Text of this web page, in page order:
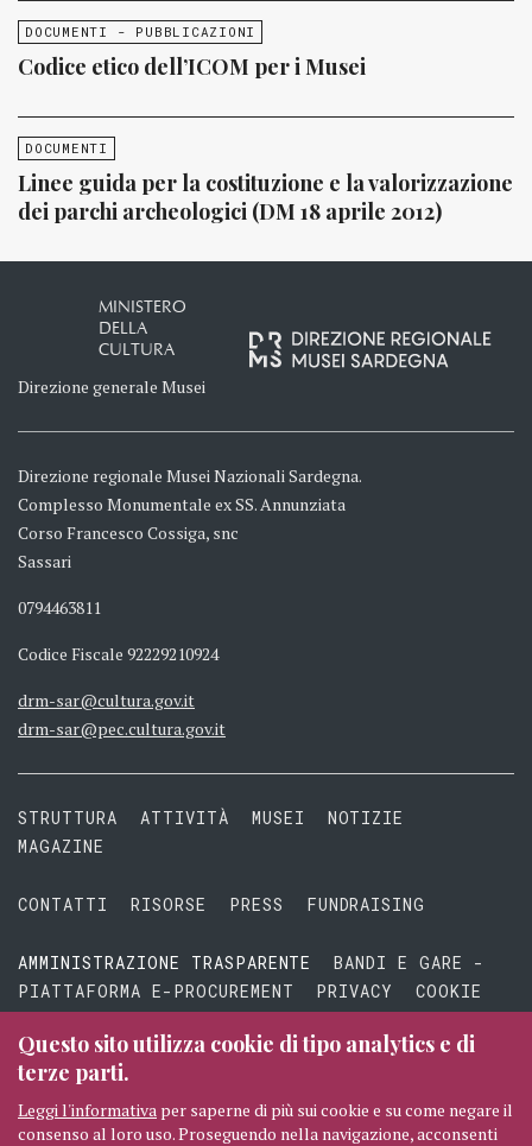
DOCUMENTI - PUBBLICAZIONI
Codice etico dell’ICOM per i Musei
DOCUMENTI
Linee guida per la costituzione e la valorizzazione
dei parchi archeologici (DM 18 aprile 2012)
MINISTERO
DELLA
CULTURA
Direzione generale Musei
Direzione regionale Musei Nazionali Sardegna.
Complesso Monumentale ex SS. Annunziata
Corso Francesco Cossiga, snc
Sassari
0794463811
Codice Fiscale 92229210924
drm-sar@cultura.gov.it
drm-sar@pec.cultura.gov.it
STRUTTURA ATTIVITÀ MUSEI
NOTIZIE
MAGAZINE
CONTATTI RISORSE PRESS FUNDRAISING
AMMINISTRAZIONE TRASPARENTE
BANDI E GARE -
PIATTAFORMA E-PROCUREMENT
PRIVACY
COOKIE
TERMINI E CONDIZIONI
Questo sito utilizza cookie di tipo analytics e di
terze parti.
Leggi l'informativa per saperne di più sui cookie e su come negare il
consenso al loro uso. Proseguendo nella navigazione, acconsenti